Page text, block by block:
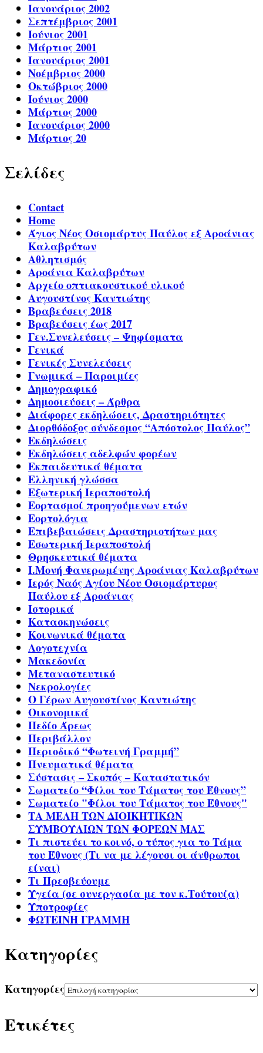
Ιανουάριος 2002
Σεπτέμβριος 2001
Ιούνιος 2001
Μάρτιος 2001
Ιανουάριος 2001
Νοέμβριος 2000
Οκτώβριος 2000
Ιούνιος 2000
Μάρτιος 2000
Ιανουάριος 2000
Μάρτιος 20
Σελίδες
Contact
Home
Άγιος Νέος Οσιομάρτυς Παύλος εξ Αροάνιας
Καλαβρύτων
Αθλητισμός
Αροάνια Καλαβρύτων
Αρχείο οπτιακουστικού υλικού
Αυγουστίνος Καντιώτης
Βραβεύσεις 2018
Βραβεύσεις έως 2017
Γεν.Συνελεύσεις – Ψηφίσματα
Γενικά
Γενικές Συνελεύσεις
Γνωμικά – Παροιμίες
Δημογραφικό
Δημοσιεύσεις – Άρθρα
Διάφορες εκδηλώσεις, Δραστηριότητες
Διορθόδοξος σύνδεσμος “Απόστολος Παύλος”
Εκδηλώσεις
Εκδηλώσεις αδελφών φορέων
Εκπαιδευτικά θέματα
Ελληνική γλώσσα
Εξωτερική Ιεραποστολή
Εορτασμοί προηγούμενων ετών
Εορτολόγια
Επιβεβαιώσεις Δραστηριοτήτων μας
Εσωτερική Ιεραποστολή
Θρησκευτικά θέματα
Ι.Μονή Φανερωμένης Αροάνιας Καλαβρύτων
Ιερός Ναός Αγίου Νέου Οσιομάρτυρος
Παύλου εξ Αροάνιας
Ιστορικά
Κατασκηνώσεις
Κοινωνικά θέματα
Λογοτεχνία
Μακεδονία
Μεταναστευτικό
Νεκρολογίες
Ο Γέρων Αυγουστίνος Καντιώτης
Οικονομικά
Πεδίο Άρεως
Περιβάλλον
Περιοδικό “Φωτεινή Γραμμή”
Πνευματικά θέματα
Σύστασις – Σκοπός – Καταστατικόν
Σωματείο “Φίλοι του Τάματος του Έθνους”
Σωματείο "Φίλοι του Τάματος του Έθνους"
ΤΑ ΜΕΛΗ ΤΩΝ ΔΙΟΙΚΗΤΙΚΩΝ
ΣΥΜΒΟΥΛΙΩΝ ΤΩΝ ΦΟΡΕΩΝ ΜΑΣ
Τι πιστεύει το κοινό, ο τύπος για το Τάμα
του Έθνους (Τι να με λέγουσι οι άνθρωποι
είναι)
Τι Πρεσβεύουμε
Υγεία (σε συνεργασία με τον κ.Τούτουζα)
Υποτροφίες
ΦΩΤΕΙΝΗ ΓΡΑΜΜΗ
Kατηγορίες
Kατηγορίες
Ετικέτες